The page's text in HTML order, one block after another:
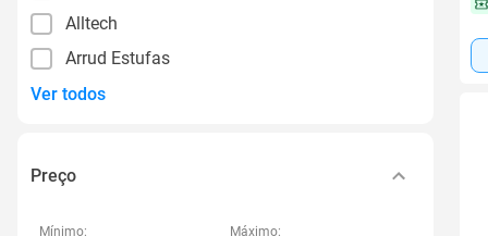
Alltech
Arrud Estufas
Ver todos
Preço
Mínimo:
Máximo: